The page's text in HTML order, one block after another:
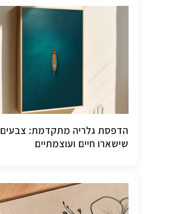
הדפסת גלריה מתקדמת: צבעים
שישארו חיים ועוצמתיים